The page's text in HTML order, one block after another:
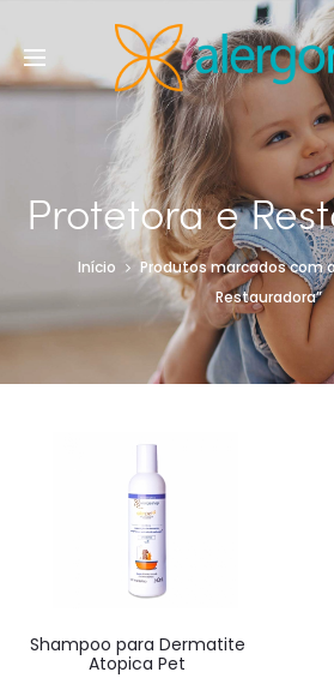
Protetora e
Início
Produtos marcados com
Restauradora”
Shampoo para Dermatite
Atopica Pet